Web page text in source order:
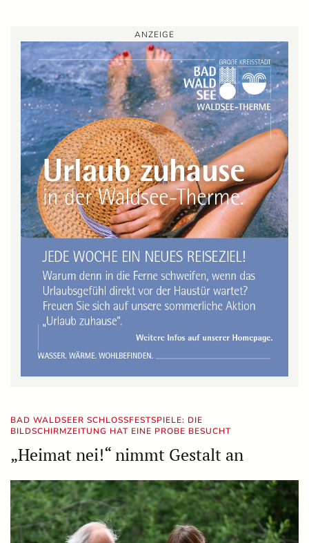
ANZEIGE
BAD WALDSEER SCHLOSSFESTSPIELE: DIE
BILDSCHIRMZEITUNG HAT EINE PROBE BESUCHT
„Heimat nei!“ nimmt Gestalt an